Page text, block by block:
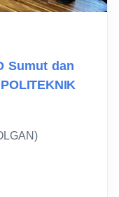
Sumut dan